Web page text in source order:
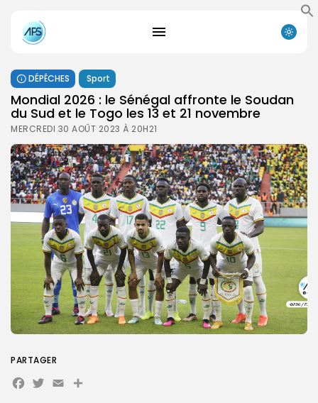
Search
for:
DÉPÊCHES Sport
Mondial 2026 : le Sénégal affronte le Soudan
du Sud et le Togo les 13 et 21 novembre
MERCREDI 30 AOÛT 2023 À 20H21
PARTAGER
Facebook
Twitter
EmailPartager